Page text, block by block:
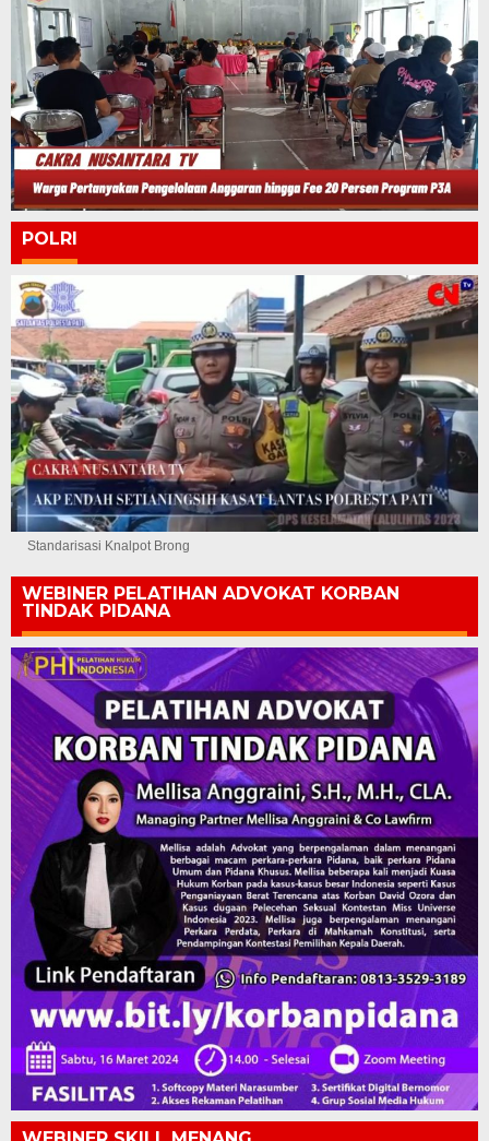
POLRI
Standarisasi Knalpot Brong
WEBINER PELATIHAN ADVOKAT KORBAN
TINDAK PIDANA